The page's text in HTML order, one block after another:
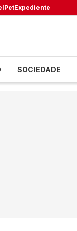
PetExpediente
SOCIEDADE